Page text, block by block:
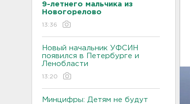
9-летнего мальчика из
Новогорелово
13:36
Новый начальник УФСИН
появился в Петербурге и
Ленобласти
13:20
Минцифры: Детям не будут